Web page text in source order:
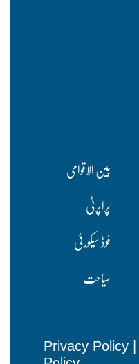
بین الاقوامی
پراپرٹی
فوڈ سیکورٹی
سیاحت
Privacy Policy